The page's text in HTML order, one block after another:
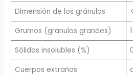
Dimensión de los gránulos
Grumos (granulos grandes)
Sólidos insolubles (%)
Cuerpos extraños